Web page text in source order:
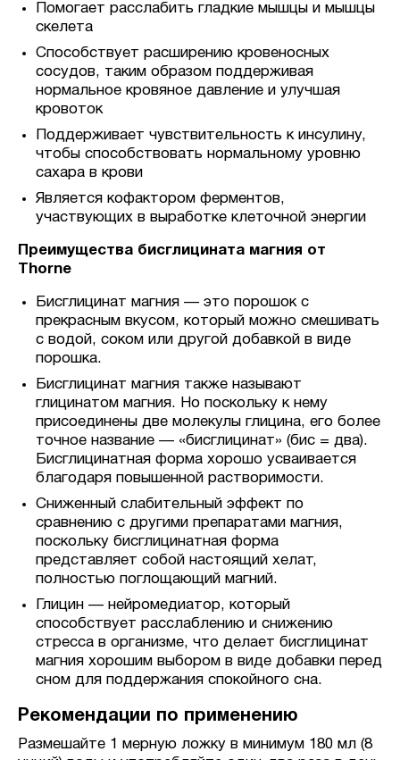
Помогает расслабить гладкие мышцы и мышцы
скелета
Способствует расширению кровеносных
сосудов, таким образом поддерживая
нормальное кровяное давление и улучшая
кровоток
Поддерживает чувствительность к инсулину,
чтобы способствовать нормальному уровню
сахара в крови
Является кофактором ферментов,
участвующих в выработке клеточной энергии
Преимущества бисглицината магния от
Thorne
Бисглицинат магния — это порошок с
прекрасным вкусом, который можно смешивать
с водой, соком или другой добавкой в виде
порошка.
Бисглицинат магния также называют
глицинатом магния. Но поскольку к нему
присоединены две молекулы глицина, его более
точное название — «бисглицинат» (бис = два).
Бисглицинатная форма хорошо усваивается
благодаря повышенной растворимости.
Сниженный слабительный эффект по
сравнению с другими препаратами магния,
поскольку бисглицинатная форма
представляет собой настоящий хелат,
полностью поглощающий магний.
Глицин — нейромедиатор, который
способствует расслаблению и снижению
стресса в организме, что делает бисглицинат
магния хорошим выбором в виде добавки перед
сном для поддержания спокойного сна.
Рекомендации по применению
Размешайте 1 мерную ложку в минимум 180 мл (8